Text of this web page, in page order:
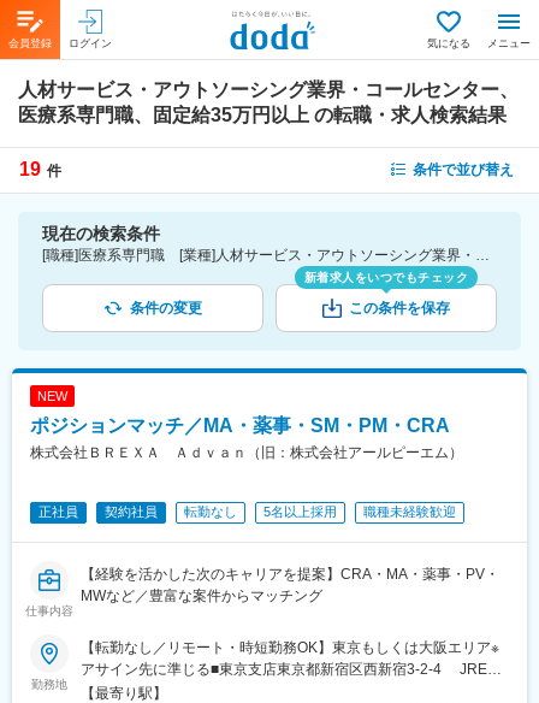
会員登録 ログイン 気になる メニュー
人材サービス・アウトソーシング業界・コールセンター、
医療系専門職、固定給35万円以上 の転職・求人検索結果
19 件 条件で並び替え
現在の検索条件
[職種]医療系専門職 [業種]人材サービス・アウトソーシング業界・コールセンター [詳細条件](待遇・福利厚生)固定給35万円以上
条件の変更
新着求人をいつでもチェック
この条件を保存
NEW
ポジションマッチ／MA・薬事・SM・PM・CRA
株式会社ＢＲＥＸＡ Ａｄｖａｎ（旧：株式会社アールピーエム）
正社員 契約社員 転勤なし 5名以上採用 職種未経験歓迎
仕事内容
【経験を活かした次のキャリアを提案】CRA・MA・薬事・PV・
MWなど／豊富な案件からマッチング
勤務地
【転勤なし／リモート・時短勤務OK】東京もしくは大阪エリア※
アサイン先に準じる■東京支店東京都新宿区西新宿3-2-4 JRE西
新宿テラス5F＜アクセス＞各線「新宿駅」南口より徒歩10分※地
【最寄り駅】